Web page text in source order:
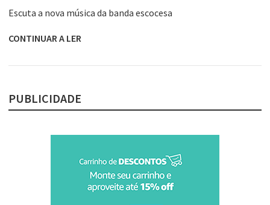
Voto obrigatório é correto?
Escuta a nova música da banda escocesa
CONTINUAR A LER
PUBLICIDADE